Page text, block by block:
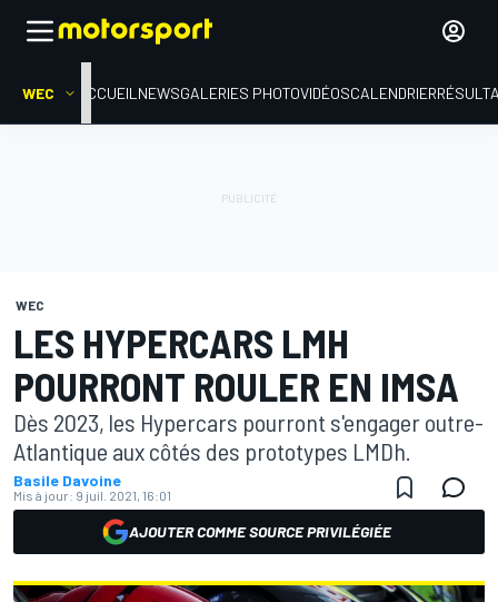
WEC ACCUEIL NEWSGALERIES PHOTOVIDÉOSCALENDRIER
WEC
LES HYPERCARS LMH
POURRONT ROULER EN IMSA
Dès 2023, les Hypercars pourront s'engager outre-
Atlantique aux côtés des prototypes LMDh.
Basile Davoine
Mis à jour: 9 juil. 2021, 16:01
AJOUTER COMME SOURCE PRIVILÉGIÉE